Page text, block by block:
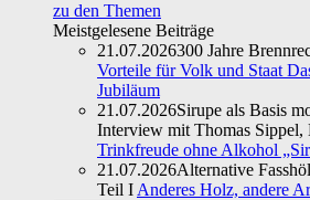
zu den Themen
Meistgelesene Beiträge
21.07.2026300 Jahre
Vorteile für Volk und Staat
Jubiläum
21.07.2026Sirupe als Basis
Interview mit Thomas Sippel,
Trinkfreude ohne Alkohol
21.07.2026Alternative
Teil I Anderes Holz, andere